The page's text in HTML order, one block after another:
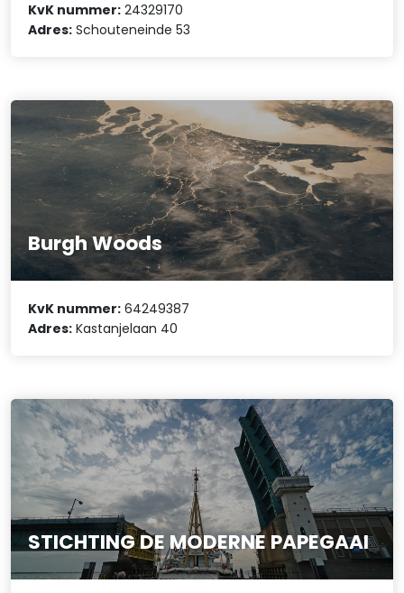
KvK nummer: 24329170
Adres: Schouteneinde 53
Burgh Woods
KvK nummer: 64249387
Adres: Kastanjelaan 40
STICHTING DE MODERNE PAPEGAAI